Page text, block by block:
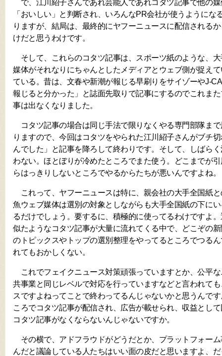
で、江川紹子さんであれ芸能人であれコタツ記事で他の
「おいしい」と判断され、いろんなPR会社が使うようにな
りますが、結局は、最終的にヤフーニュースに配信される
けだと思うわけです。
そして、これらのコタツ記事は、スポーツ紙のような、
媒体がそれなりにちゃんとしたメディアとウェブ側が捉え
ている。昔は、文春や新潮が報じる早刷りをサイゾーやJ-
報じると分かった」と誌面先取りで記事にするのでこれま
事は出なくなりました。
コタツ記事の場合は同じ手法で限りなくやる専門部隊ま
りますので、今回はコタツをやられた江川紹子さんがブチ
んでした」と記事を降ろして終わりです。そして、しばら
わない。ほとぼりが冷めたところでまた使う。どこまでが
らはっきりしないところでやるからたちが悪いんですよね。
これって、ヤフーニュースは特に、親会社の大手全国紙
魚ウェブ媒体は選別の対象としながらも大手全国紙の下に
るだけでしょう。要するに、積極的に使ってるわけですよ
似たようなコタツ記事が大量に流れてくる中で、どこぞの
のトピックスやトップの選別整理をやってるところでつる
れてもおかしくない。
これでフェイクニュース対策頑張っていますとか、公平
共事業と同じレベルで対応を行っていますなどと言われて
スですよねってことで終わってるんじゃないかと思うんで
ころでコタツ記事が配信され、広告が載せられ、収益とし
コタツ記事がなくならないんじゃないですか。
その横で、アドフラウドがどうだとか、プラットフォー
んだと議論している人たちはいい面の皮だと思いますよ、